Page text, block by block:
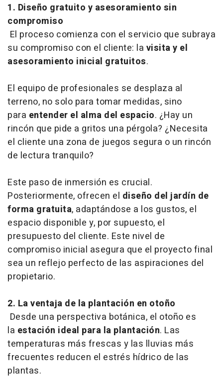
1. Diseño gratuito y asesoramiento sin
compromiso
El proceso comienza con el servicio que subraya
su compromiso con el cliente: la visita y el
asesoramiento inicial gratuitos.
El equipo de profesionales se desplaza al
terreno, no solo para tomar medidas, sino
para entender el alma del espacio. ¿Hay un
rincón que pide a gritos una pérgola? ¿Necesita
el cliente una zona de juegos segura o un rincón
de lectura tranquilo?
Este paso de inmersión es crucial.
Posteriormente, ofrecen el diseño del jardín de
forma gratuita, adaptándose a los gustos, el
espacio disponible y, por supuesto, el
presupuesto del cliente. Este nivel de
compromiso inicial asegura que el proyecto final
sea un reflejo perfecto de las aspiraciones del
propietario.
2. La ventaja de la plantación en otoño
Desde una perspectiva botánica, el otoño es
la estación ideal para la plantación. Las
temperaturas más frescas y las lluvias más
frecuentes reducen el estrés hídrico de las
plantas.